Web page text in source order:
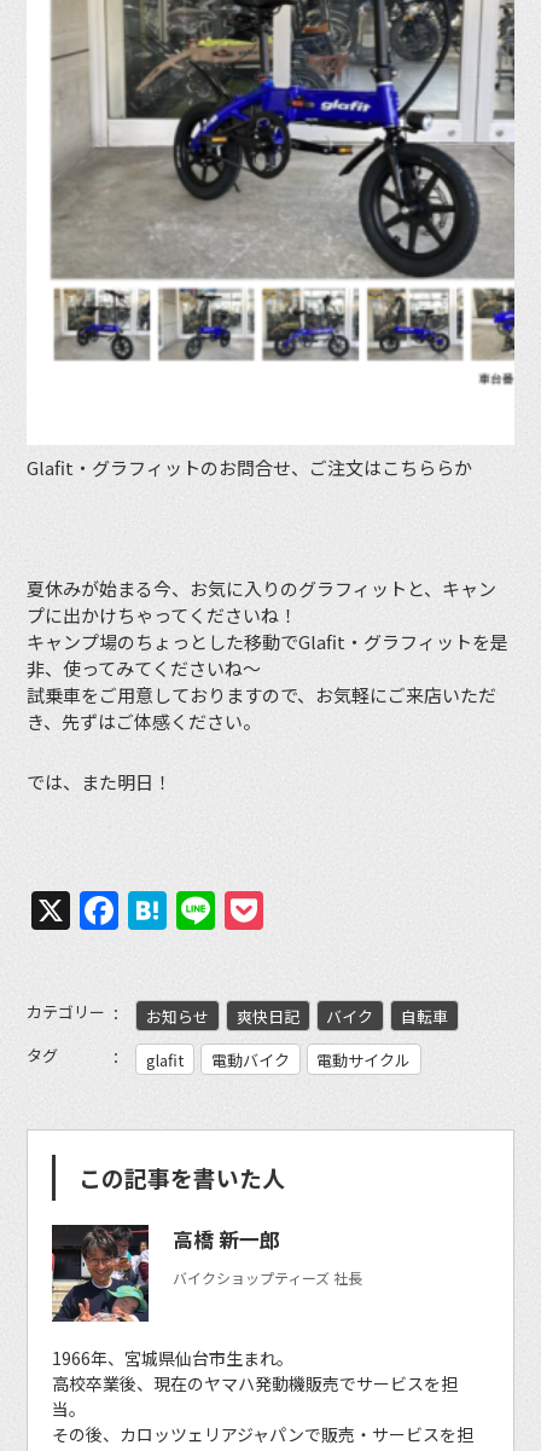
Glafit・グラフィットのお問合せ、ご注文はこちららか
夏休みが始まる今、お気に入りのグラフィットと、キャン
プに出かけちゃってくださいね！
キャンプ場のちょっとした移動でGlafit・グラフィットを是
非、使ってみてくださいね〜
試乗車をご用意しておりますので、お気軽にご来店いただ
き、先ずはご体感ください。
では、また明日！
X Facebook
Hatena
Line
カテゴリー お知らせ 爽快日記 バイク
自転車
タグ
glafit 電動バイク 電動サイクル
この記事を書いた人
高橋 新一郎
バイクショップティーズ 社長
1966年、宮城県仙台市生まれ。
高校卒業後、現在のヤマハ発動機販売でサービスを担
当。
その後、カロッツェリアジャパンで販売・サービスを担